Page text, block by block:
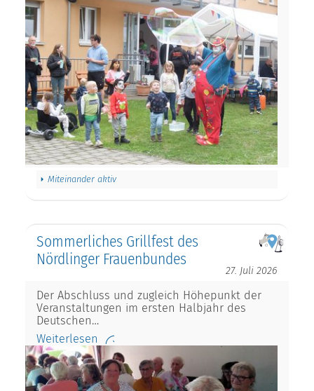
Miteinander aktiv
Sommerliches Grillfest des
Nördlinger Frauenbundes
27. Juli 2026
Der Abschluss und zugleich Höhepunkt der
Veranstaltungen im ersten Halbjahr des
Deutschen…
Weiterlesen